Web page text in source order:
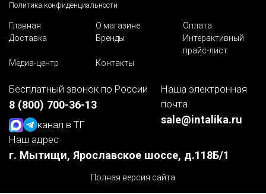
Политика конфиденциальности
Главная О магазине
Оплата
Доставка
Бренды
Интерактивный
прайс-лист
Медиа-центр
Контакты
Бесплатный звонок по России
8 (800) 700-36-13
канал в ТГ
Наша электронная
почта
sale@intalika.ru
Наш адрес
г. Мытищи, Ярославское шоссе, д.118Б/1
Полная версия сайта